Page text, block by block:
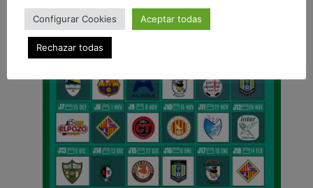
Configurar Cookies Aceptar todas
Rechazar todas